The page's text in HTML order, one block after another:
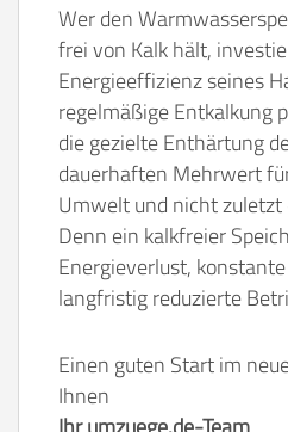
Wer den
frei von Kalk hält,
Energieeffizienz seines
regelmäßige Entkalkung
die gezielte Enthärtung
dauerhaften Mehrwert
Umwelt und nicht zuletzt
Denn ein kalkfreier
Energieverlust,
langfristig reduzierte
Einen guten Start im
Ihnen